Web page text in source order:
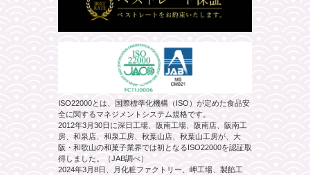
ISO22000とは、国際標準化機構（ISO）が定めた食品安
全に関するマネジメントシステム規格です。
2012年3月30日に深日工場、阪南工場、阪南店、阪南工
房、和泉店、和泉工房、秋葉山店、秋葉山工房が、大
阪・和歌山の和菓子業界では初となるISO22000を認証取
得しました。（JAB調べ）
2024年3月8日、月化粧ファクトリー、岬工場、製餡工